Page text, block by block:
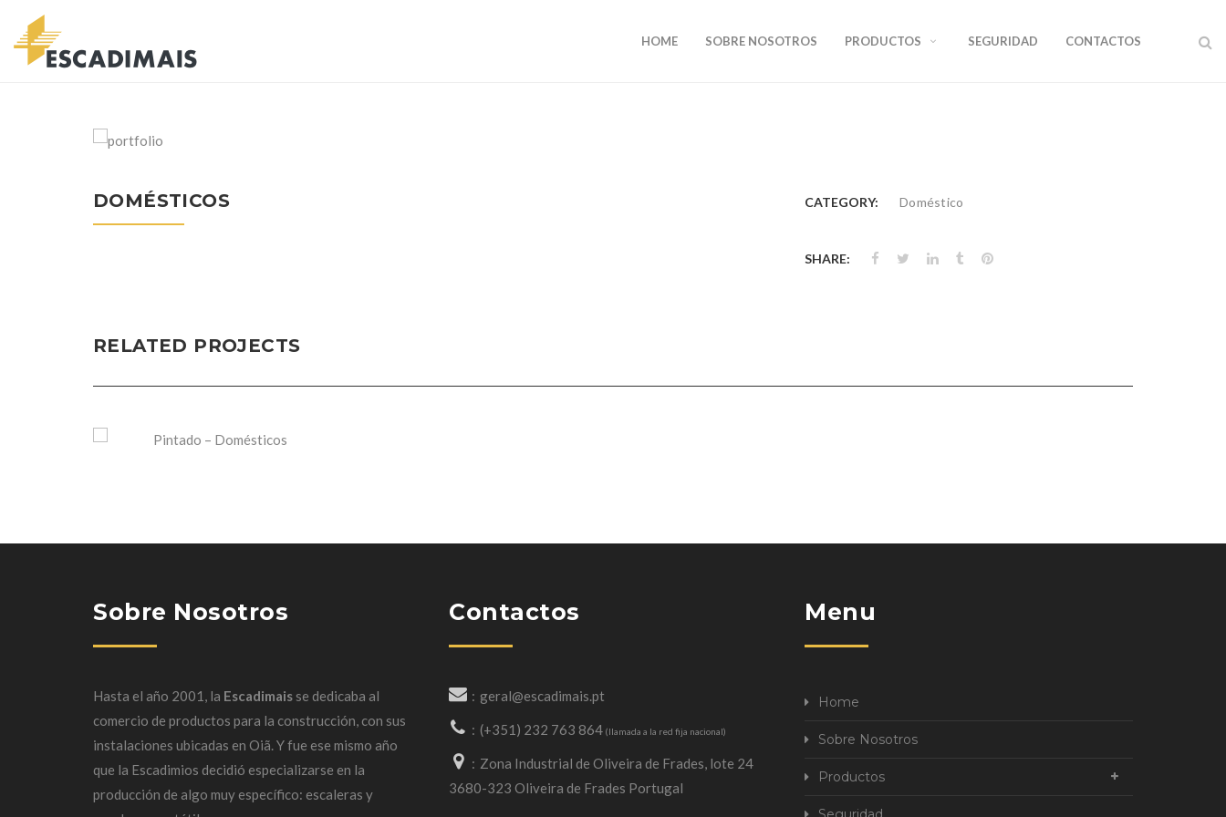
HOME SOBRE NOSOTROS PRODUCTOS SEGURIDAD CONTACTOS
DOMÉSTICOS CATEGORY: Doméstico
SHARE:
RELATED PROJECTS
Sobre Nosotros
Hasta el año 2001, la Escadimais se dedicaba al
comercio de productos para la construcción, con sus
instalaciones ubicadas en Oiã.Y fue ese mismo año
que la Escadimios decidió especializarse en la
producción de algo muy específico: escaleras y
Contactos
geral@escadimais.pt
(+351) 232 763 864 (llamada a la red fija nacional)
Zona Industrial de Oliveira de Frades, lote 24
3680-323 Oliveira de Frades Portugal
Menu
Home
Sobre Nosotros
Productos